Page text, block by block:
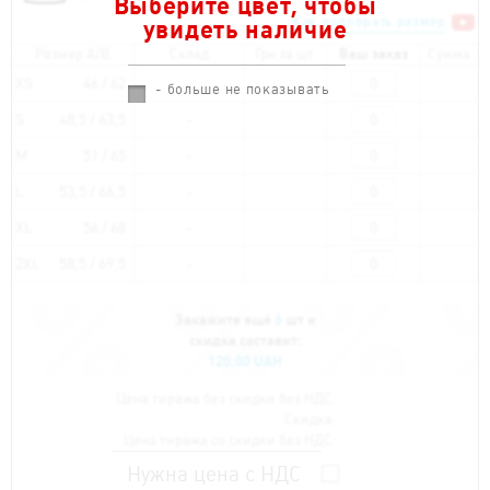
Выберите цвет, чтобы
увидеть наличие
- больше не показывать
Как подобрать размер